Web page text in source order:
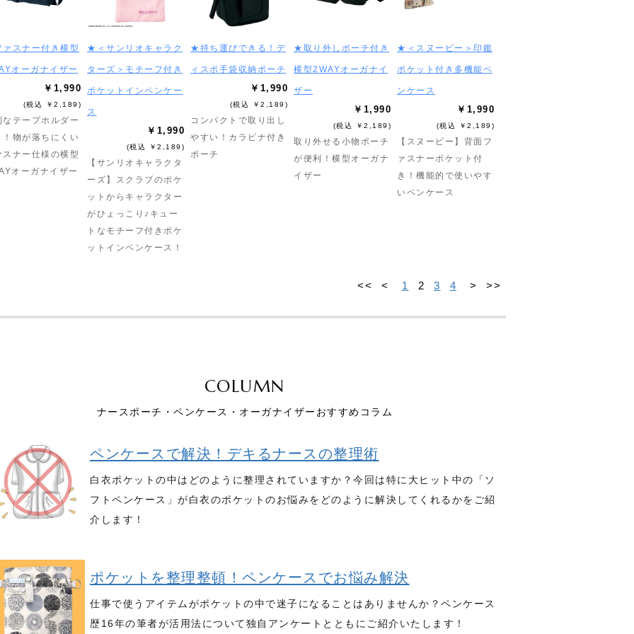
スナー付き横型
オーガナイザー
￥1,990
(税込 ￥2,189)
なテープホルダー
！物が落ちにくい
スナー仕様の横型
オーガナイザー
★＜サンリオキャラク
ターズ＞モチーフ付き
ポケットインペンケー
ス
￥1,990
(税込 ￥2,189)
【サンリオキャラクタ
ーズ】スクラブのポケ
ットからキャラクター
がひょっこり♪キュー
トなモチーフ付きポケ
ットインペンケース！
★持ち運びできる！デ
ィスポ手袋収納ポーチ
￥1,990
(税込 ￥2,189)
コンパクトで取り出し
やすい！カラビナ付き
ポーチ
★取り外しポーチ付き
横型2WAYオーガナイ
ザー
￥1,990
(税込 ￥2,189)
取り外せる小物ポーチ
が便利！横型オーガナ
イザー
★＜スヌーピー＞印鑑
ポケット付き多機能ペ
ンケース
￥1,990
(税込 ￥2,189)
【スヌーピー】背面フ
ァスナーポケット付
き！機能的で使いやす
いペンケース
<< < 1 2 3 4 > >>
COLUMN
ナースポーチ・ペンケース・オーガナイザーおすすめコラム
ペンケースで解決！デキるナースの整理術
白衣ポケットの中はどのように整理されていますか？今回は特に大ヒット中の「ソ
フトペンケース」が白衣のポケットのお悩みをどのように解決してくれるかをご紹
介します！
ポケットを整理整頓！ペンケースでお悩み解決
仕事で使うアイテムがポケットの中で迷子になることはありませんか？ペンケース
歴16年の筆者が活用法について独自アンケートとともにご紹介いたします！